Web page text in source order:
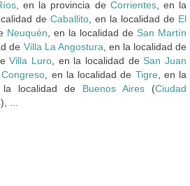
, en la provincia de Corrientes, en la
de Caballito , en la localidad de El
Neuquén , en la localidad de San Martín
de Villa La Angostura , en la localidad de
Villa Luro , en la localidad de San Juan
Congreso , en la localidad de Tigre, en la
la localidad de Buenos Aires (Ciudad
), ...